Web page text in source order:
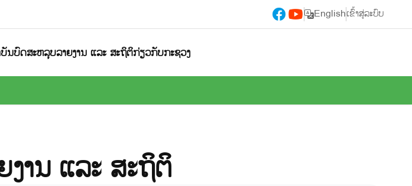
Englishເຂົ້າສູ່ລະບົບ
ນບົດສະຫລຸບລາຍງານ ແລະ ສະຖິຕິກ່ຽວກັບກະຊວງ
ານ ແລະ ສະຖິຕິ